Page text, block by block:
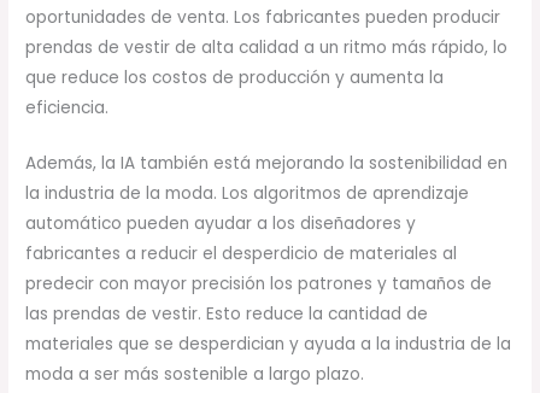
oportunidades de venta. Los fabricantes pueden producir
prendas de vestir de alta calidad a un ritmo más rápido, lo
que reduce los costos de producción y aumenta la
eficiencia.
Además, la IA también está mejorando la sostenibilidad en
la industria de la moda. Los algoritmos de aprendizaje
automático pueden ayudar a los diseñadores y
fabricantes a reducir el desperdicio de materiales al
predecir con mayor precisión los patrones y tamaños de
las prendas de vestir. Esto reduce la cantidad de
materiales que se desperdician y ayuda a la industria de la
moda a ser más sostenible a largo plazo.